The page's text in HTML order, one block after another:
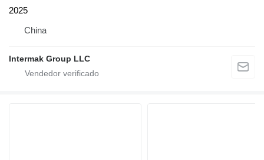
2025
China
Intermak Group LLC